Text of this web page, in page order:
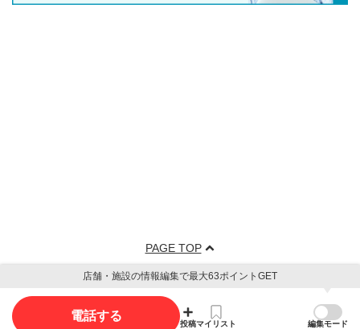
PAGE TOP
店舗・施設の情報編集で最大63ポイントGET
電話する
投稿マイリスト 編集モード